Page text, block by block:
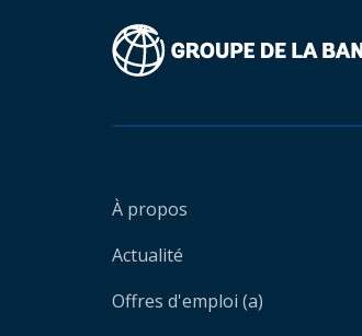
À propos
Actualité
Offres d'emploi (a)